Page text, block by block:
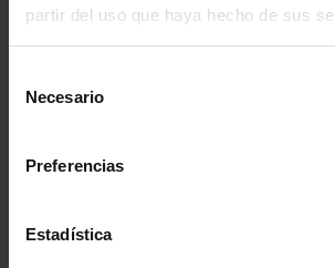
partir del uso que haya hecho de sus
privacidad
Necesario
Preferencias
Estadística